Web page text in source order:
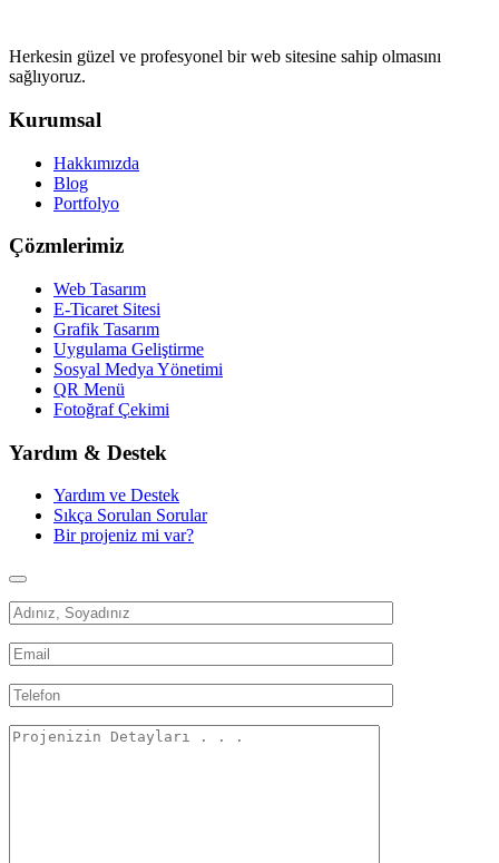
Herkesin güzel ve profesyonel bir web sitesine sahip olmasını
sağlıyoruz.
Kurumsal
Hakkımızda
Blog
Portfolyo
Çözmlerimiz
Web Tasarım
E-Ticaret Sitesi
Grafik Tasarım
Uygulama Geliştirme
Sosyal Medya Yönetimi
QR Menü
Fotoğraf Çekimi
Yardım & Destek
Yardım ve Destek
Sıkça Sorulan Sorular
Bir projeniz mi var?